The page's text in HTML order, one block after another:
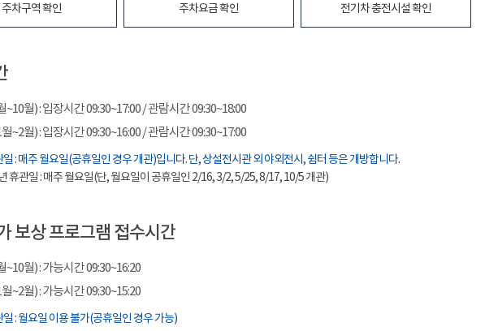
주차구역 확인 주차요금 확인 전기차 충전시설 확인
월) : 입장시간 09:30~17:00 / 관람시간 09:30~18:00
~2월) : 입장시간 09:30~16:00 / 관람시간 09:30~17:00
: 매주 월요일(공휴일인 경우 개관)입니다. 단, 상설전시관 외 야외전시, 쉼터 등은 개방합니다.
휴관일 : 매주 월요일(단, 월요일이 공휴일인 2/16, 3/2, 5/25, 8/17, 10/5 개관)
보상 프로그램 접수시간
~10월) : 가능시간 09:30~16:20
~2월) : 가능시간 09:30~15:20
: 월요일 이용 불가(공휴일인 경우 가능)